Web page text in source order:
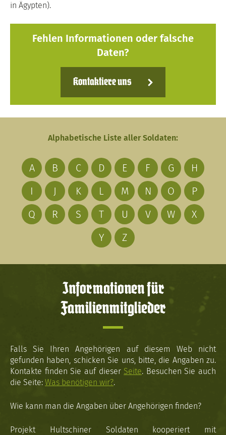
in Ägypten).
Fehlen Informationen oder falsche
Daten?
Kontaktiere uns
Alphabetische Liste aller Soldaten:
A B C D E F G
H
I
J K L M N O
P
Q
R S T U V W
X
Y
Z
Informationen für
Familienmitglieder
Falls Sie Ihren Angehörigen auf diesem Web nicht
gefunden haben, schicken Sie uns, bitte, die Angaben zu.
Kontakte finden Sie auf dieser Seite. Besuchen Sie auch
die Seite: Was benötigen wir?.
Wie kann man die Angaben über Angehörigen finden?
Projekt Hultschiner Soldaten kooperiert mit